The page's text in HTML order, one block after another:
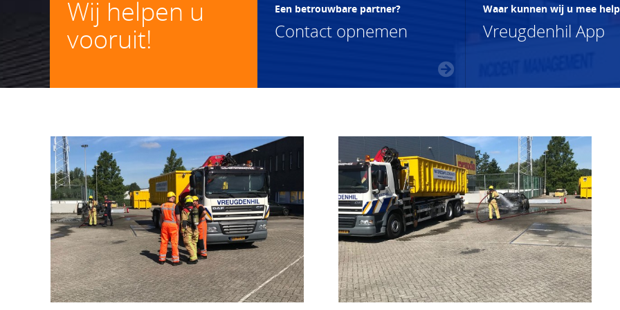
Wij helpen u
vooruit!
Een betrouwbare partner?
Contact opnemen
Waar kunnen wij u mee
Vreugdenhil App